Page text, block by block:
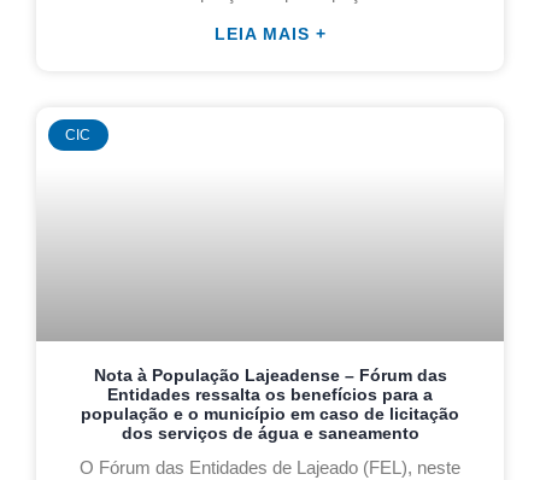
LEIA MAIS +
CIC
Nota à População Lajeadense – Fórum das
Entidades ressalta os benefícios para a
população e o município em caso de licitação
dos serviços de água e saneamento
O Fórum das Entidades de Lajeado (FEL), neste